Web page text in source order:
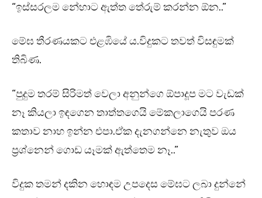
“ඉස්සරලම නේහාට ඇත්ත තේරුම් කරන්න ඕන..”
මේඝ තීරණයකට එළඹියේ ය.විදුකට තවත් විසඳුමක්
තිබිණ.
“පුදුම තරම් සිරිමත් වෙලා අනුන්ගෙ ඕපාදූප මට වැඩක්
නෑ කියලා ඉඳගෙන තාත්තගෙයි මේකලාගෙයි පරණ
කතාව නාහ ඉන්න එපා.ඒක දැනගන්නෙ නැතුව ඔය
ප්‍රශ්නෙන් ගොඩ යෑමක් ඇත්තෙම නෑ..”
විදුක තමන් දකින හොඳම උපදෙස මේඝට ලබා දුන්නේ